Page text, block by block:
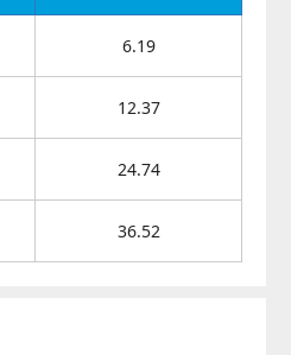
6.19
12.37
24.74
36.52